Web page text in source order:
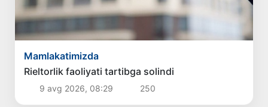
Mamlakatimizda
Rieltorlik faoliyati tartibga solindi
9 avg 2026, 08:29 250